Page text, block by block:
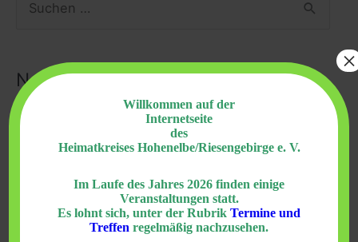
h
e
n
Neueste Beiträge
Vertrieben, nicht geflüchtet. Die Geschichte der
Sudetendeutschen 23. Juli 2026
Impressionen vom Heimattreffen im Kleinen
3. Juli 2026
Neues Gemeindezentrum in Mittellangenau
Willkommen auf der
Internetseite
des
Heimatkreises Hohenelbe/Riesengebirge e. V.
Im Laufe des Jahres 2026 finden einige
Veranstaltungen statt.
Es lohnt sich, unter der Rubrik Termine und
Treffen regelmäßig nachzusehen.
×